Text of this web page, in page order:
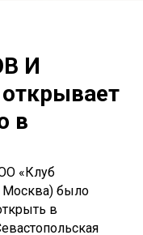
И
в
«Клуб
Москва) было
в